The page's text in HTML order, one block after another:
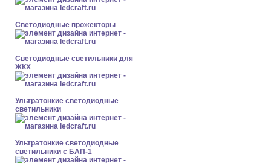
Светодиодные прожекторы
Светодиодные светильники для
ЖКХ
Ультратонкие светодиодные
светильники
Ультратонкие светодиодные
светильники с БАП-1